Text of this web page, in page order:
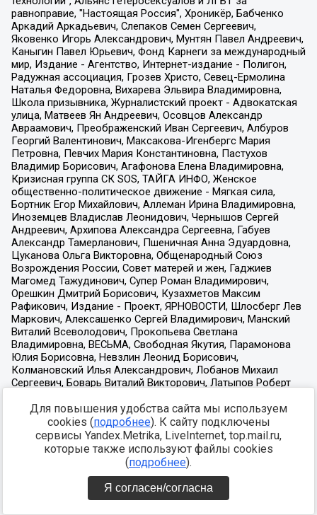
Для повышения удобства сайта мы используем
cookies (подробнее). К сайту подключены
сервисы Yandex.Metrika, LiveInternet, top.mail.ru,
которые также используют файлы cookies
(подробнее).
Я согласен/согласна